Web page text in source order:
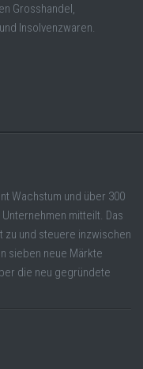
Grosshandel,
Insolvenzwaren.
Wachstum und über 300
mitteilt. Das
zu und steuere inzwischen
sieben neue Märkte
die neu gegründete